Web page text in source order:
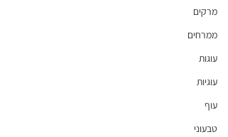
מרקים
ממרחים
עוגות
עוגיות
עוף
טבעוני